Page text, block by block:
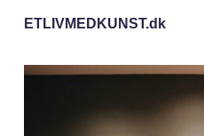
ETLIVMEDKUNST.dk